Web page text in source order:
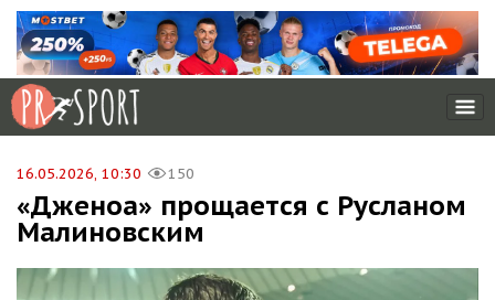
16.05.2026, 10:30 150
«Дженоа» прощается с Русланом
Малиновским